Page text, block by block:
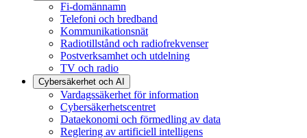
Fi-domännamn
Telefoni och bredband
Kommunikationsnät
Radiotillstånd och radiofrekvenser
Postverksamhet och utdelning
TV och radio
Cybersäkerhet och AI
Vardagssäkerhet för information
Cybersäkerhetscentret
Dataekonomi och förmedling av data
Reglering av artificiell intelligens